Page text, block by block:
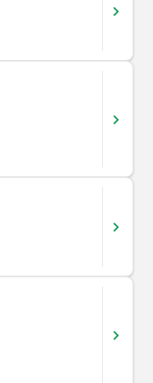
und offene
Fahrspuren
Region zu bieten